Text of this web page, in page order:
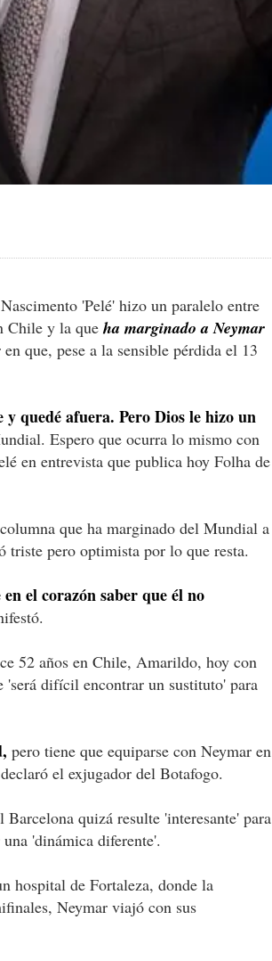
'Pelé' hizo un paralelo entre
Chile y la que ha marginado a Neymar
que, pese a la sensible pérdida el 13
y quedé afuera. Pero Dios le hizo un
Espero que ocurra lo mismo con
en entrevista que publica hoy Folha de
que ha marginado del Mundial a
triste pero optimista por lo que resta.
el corazón saber que él no
52 años en Chile, Amarildo, hoy con
'será difícil encontrar un sustituto' para
pero tiene que equiparse con Neymar en
el exjugador del Botafogo.
quizá resulte 'interesante' para
'dinámica diferente'.
hospital de Fortaleza, donde la
Neymar viajó con sus